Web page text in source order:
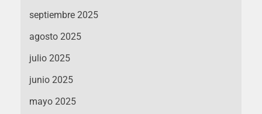
septiembre 2025
agosto 2025
julio 2025
junio 2025
mayo 2025